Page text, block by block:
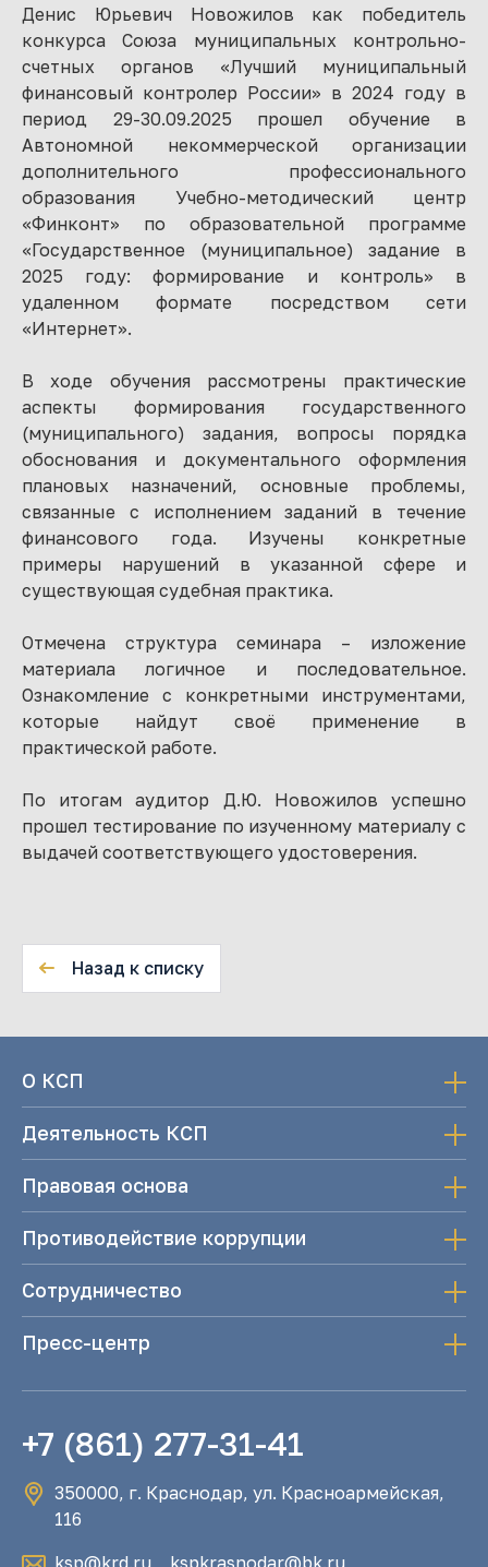
Денис Юрьевич Новожилов как победитель
конкурса Союза муниципальных контрольно-
счетных органов «Лучший муниципальный
финансовый контролер России» в 2024 году в
период 29-30.09.2025 прошел обучение в
Автономной некоммерческой организации
дополнительного профессионального
образования Учебно-методический центр
«Финконт» по образовательной программе
«Государственное (муниципальное) задание в
2025 году: формирование и контроль» в
удаленном формате посредством сети
«Интернет».
В ходе обучения рассмотрены практические
аспекты формирования государственного
(муниципального) задания, вопросы порядка
обоснования и документального оформления
плановых назначений, основные проблемы,
связанные с исполнением заданий в течение
финансового года. Изучены конкретные
примеры нарушений в указанной сфере и
существующая судебная практика.
Отмечена структура семинара – изложение
материала логичное и последовательное.
Ознакомление с конкретными инструментами,
которые найдут своё применение в
практической работе.
По итогам аудитор Д.Ю. Новожилов успешно
прошел тестирование по изученному материалу с
выдачей соответствующего удостоверения.
Назад к списку
О КСП
Деятельность КСП
Правовая основа
Противодействие коррупции
Сотрудничество
Пресс-центр
+7 (861) 277-31-41
350000, г. Краснодар, ул. Красноармейская,
116
ksp@krd.ru
kspkrasnodar@bk.ru